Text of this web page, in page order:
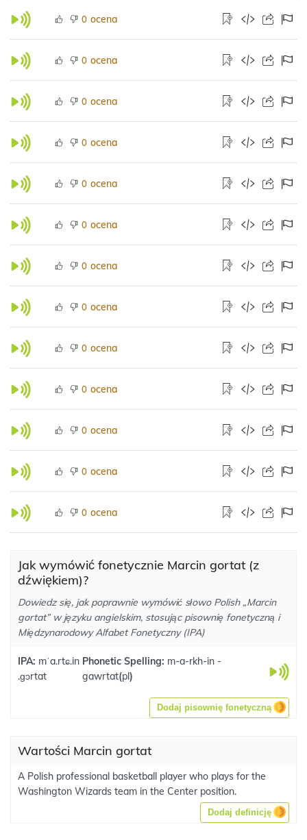
0 ocena
0 ocena
0 ocena
0 ocena
0 ocena
0 ocena
0 ocena
0 ocena
0 ocena
0 ocena
0 ocena
0 ocena
0 ocena
Jak wymówić fonetycznie Marcin gortat (z
dźwiękiem)?
Dowiedz się, jak poprawnie wymówić słowo Polish „Marcin
gortat” w języku angielskim, stosując pisownię fonetyczną i
Międzynarodowy Alfabet Fonetyczny (IPA)
IPA: mˈa.rtɕ.in
.ɡɔrtat
Phonetic Spelling: m-a-rkh-in -
gawrtat(pl)
Dodaj pisownię fonetyczną
Wartości Marcin gortat
A Polish professional basketball player who plays for the
Washington Wizards team in the Center position.
Dodaj definicję